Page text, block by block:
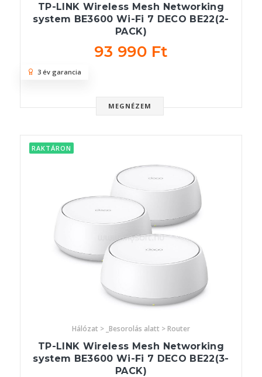
TP-LINK Wireless Mesh Networking
system BE3600 Wi-Fi 7 DECO BE22(2-
PACK)
93 990 Ft
MEGNÉZEM
3 év garancia
RAKTÁRON
Hálózat > _Besorolás alatt > Router
TP-LINK Wireless Mesh Networking
system BE3600 Wi-Fi 7 DECO BE22(3-
PACK)